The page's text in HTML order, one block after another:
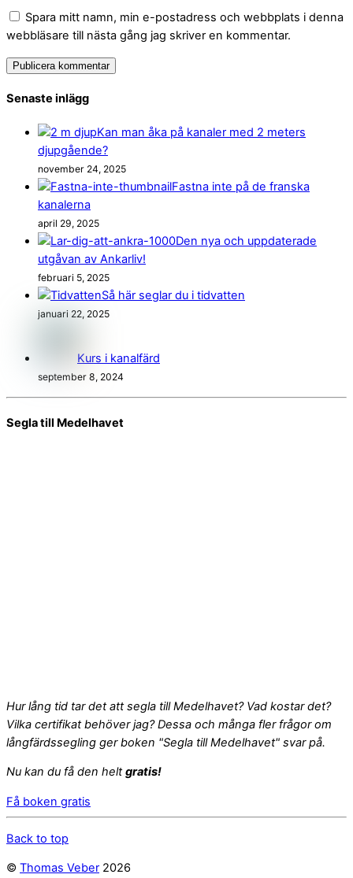
Spara mitt namn, min e-postadress och webbplats i denna
webbläsare till nästa gång jag skriver en kommentar.
Senaste inlägg
Kan man åka på kanaler med 2 meters
djupgående?
november 24, 2025
Fastna inte på de franska
kanalerna
april 29, 2025
Den nya och uppdaterade
utgåvan av Ankarliv!
februari 5, 2025
Så här seglar du i tidvatten
januari 22, 2025
Kurs i kanalfärd
september 8, 2024
Segla till Medelhavet
Hur lång tid tar det att segla till Medelhavet? Vad kostar det?
Vilka certifikat behöver jag? Dessa och många fler frågor om
långfärdssegling ger boken "Segla till Medelhavet" svar på.
Nu kan du få den heltgratis!
Få boken gratis
Back to top
© Thomas Veber 2026